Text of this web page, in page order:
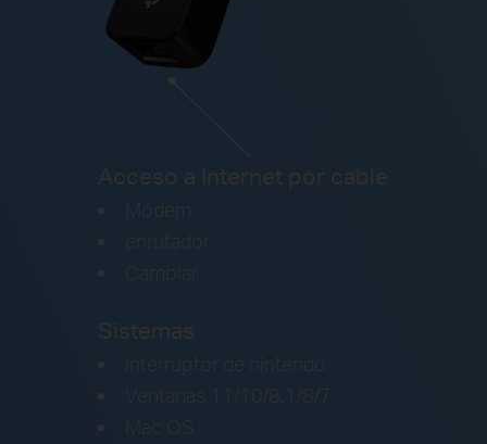
Acceso a Internet por cable
Módem
enrutador
Cambiar
Sistemas
interruptor de nintendo
Ventanas 11/10/8.1/8/7
Mac OS